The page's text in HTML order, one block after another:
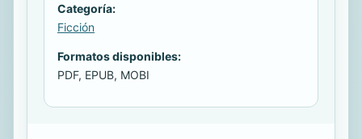
Categoría:
Ficción
Formatos disponibles:
PDF, EPUB, MOBI